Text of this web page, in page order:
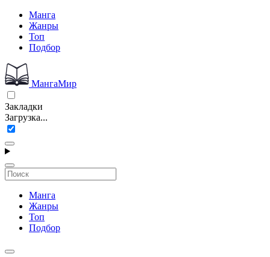
Манга
Жанры
Топ
Подбор
МангаМир
Закладки
Загрузка...
Манга
Жанры
Топ
Подбор